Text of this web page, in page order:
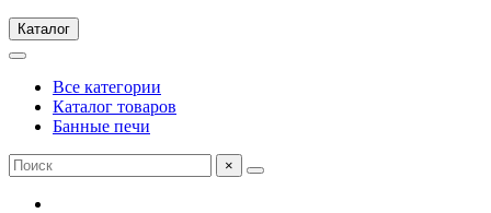
Каталог
Все категории
Каталог товаров
Банные печи
×